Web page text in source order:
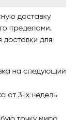
а также
где
доставку
пределами.
доставки для
на следующий
от 3-х недель